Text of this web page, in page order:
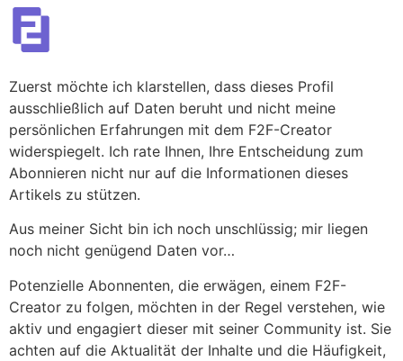
Zuerst möchte ich klarstellen, dass dieses Profil
ausschließlich auf Daten beruht und nicht meine
persönlichen Erfahrungen mit dem F2F-Creator
widerspiegelt. Ich rate Ihnen, Ihre Entscheidung zum
Abonnieren nicht nur auf die Informationen dieses
Artikels zu stützen.
Aus meiner Sicht bin ich noch unschlüssig; mir liegen
noch nicht genügend Daten vor…
Potenzielle Abonnenten, die erwägen, einem F2F-
Creator zu folgen, möchten in der Regel verstehen, wie
aktiv und engagiert dieser mit seiner Community ist. Sie
achten auf die Aktualität der Inhalte und die Häufigkeit,